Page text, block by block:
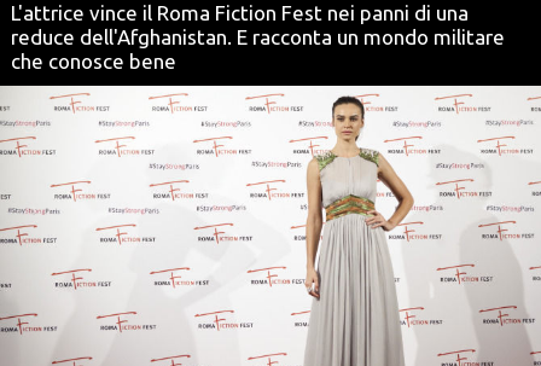
L'attrice vince il Roma Fiction Fest nei panni di una
reduce dell'Afghanistan. E racconta un mondo militare
che conosce bene